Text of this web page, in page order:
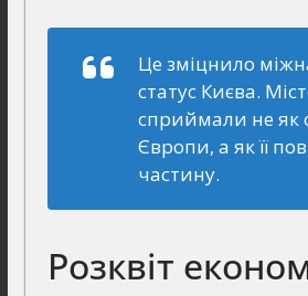
Це зміцнило
статус Києва.
сприймали не як
Європи, а як її
частину.
Розквіт